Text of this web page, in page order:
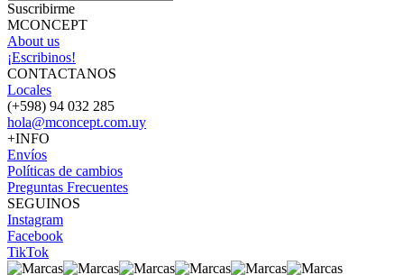
Suscribirme
MCONCEPT
About us
¡Escribinos!
CONTACTANOS
Locales
(+598) 94 032 285
hola@mconcept.com.uy
+INFO
Envíos
Políticas de cambios
Preguntas Frecuentes
SEGUINOS
Instagram
Facebook
TikTok